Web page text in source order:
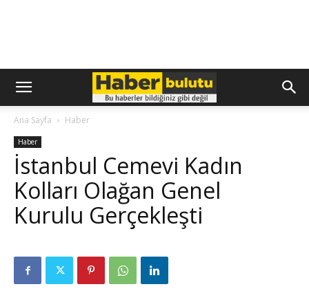
Ana Sayfa Haber
Haber
İstanbul Cemevi Kadın
Kolları Olağan Genel
Kurulu Gerçekleşti